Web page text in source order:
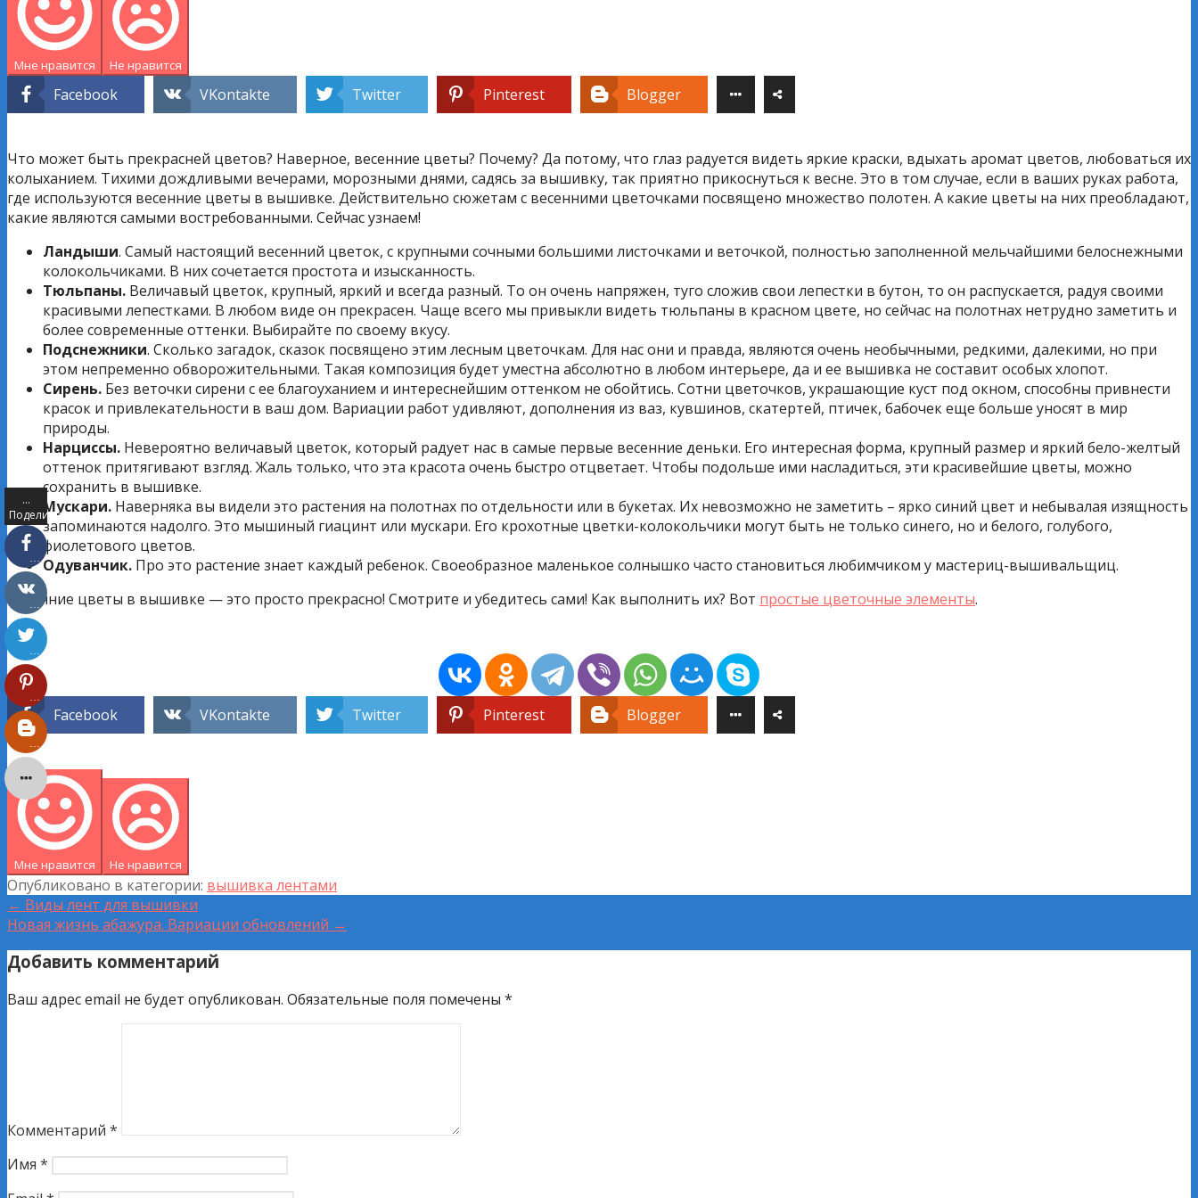
Мне нравится Не нравится
Facebook VKontakte Twitter Pinterest Blogger
Что может быть прекрасней цветов? Наверное, весенние цветы? Почему? Да потому, что глаз радуется видеть яркие краски, вдыхать аромат цветов, любоваться их
колыханием. Тихими дождливыми вечерами, морозными днями, садясь за вышивку, так приятно прикоснуться к весне. Это в том случае, если в ваших руках работа,
где используются весенние цветы в вышивке. Действительно сюжетам с весенними цветочками посвящено множество полотен. А какие цветы на них преобладают,
какие являются самыми востребованными. Сейчас узнаем!
Ландыши. Самый настоящий весенний цветок, с крупными сочными большими листочками и веточкой, полностью заполненной мельчайшими белоснежными
колокольчиками. В них сочетается простота и изысканность.
Тюльпаны. Величавый цветок, крупный, яркий и всегда разный. То он очень напряжен, туго сложив свои лепестки в бутон, то он распускается, радуя своими
красивыми лепестками. В любом виде он прекрасен. Чаще всего мы привыкли видеть тюльпаны в красном цвете, но сейчас на полотнах нетрудно заметить и
более современные оттенки. Выбирайте по своему вкусу.
Подснежники. Сколько загадок, сказок посвящено этим лесным цветочкам. Для нас они и правда, являются очень необычными, редкими, далекими, но при
этом непременно обворожительными. Такая композиция будет уместна абсолютно в любом интерьере, да и ее вышивка не составит особых хлопот.
Сирень. Без веточки сирени с ее благоуханием и интереснейшим оттенком не обойтись. Сотни цветочков, украшающие куст под окном, способны привнести
красок и привлекательности в ваш дом. Вариации работ удивляют, дополнения из ваз, кувшинов, скатертей, птичек, бабочек еще больше уносят в мир
природы.
Нарциссы. Невероятно величавый цветок, который радует нас в самые первые весенние деньки. Его интересная форма, крупный размер и яркий бело-желтый
оттенок притягивают взгляд. Жаль только, что эта красота очень быстро отцветает. Чтобы подольше ими насладиться, эти красивейшие цветы, можно
сохранить в вышивке.
Мускари. Наверняка вы видели это растения на полотнах по отдельности или в букетах. Их невозможно не заметить – ярко синий цвет и небывалая изящность
запоминаются надолго. Это мышиный гиацинт или мускари. Его крохотные цветки-колокольчики могут быть не только синего, но и белого, голубого,
фиолетового цветов.
Одуванчик. Про это растение знает каждый ребенок. Своеобразное маленькое солнышко часто становиться любимчиком у мастериц-вышивальщиц.
Весенние цветы в вышивке — это просто прекрасно! Смотрите и убедитесь сами! Как выполнить их? Вот простые цветочные элементы.
Facebook VKontakte Twitter Pinterest Blogger
Мне нравится Не нравится
Опубликовано в категории: вышивка лентами
Навигация
по
записям
← Виды лент для вышивки
Новая жизнь абажура. Вариации обновлений →
Добавить комментарий
Ваш адрес email не будет опубликован. Обязательные поля помечены *
Комментарий *
Имя *
…
Поделились